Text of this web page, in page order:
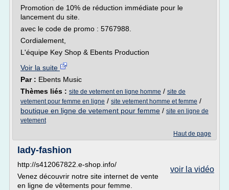
Promotion de 10% de réduction immédiate pour le
lancement du site.
avec le code de promo : 5767988.
Cordialement,
L'équipe Key Shop & Ebents Production
Voir la suite
Par : Ebents Music
Thèmes liés : site de vetement en ligne homme / site de
vetement pour femme en ligne / site vetement homme et femme /
boutique en ligne de vetement pour femme / site en ligne de
vetement
Haut de page
lady-fashion
voir la vidéo
http://s412067822.e-shop.info/
Venez découvrir notre site internet de vente
en ligne de vêtements pour femme.